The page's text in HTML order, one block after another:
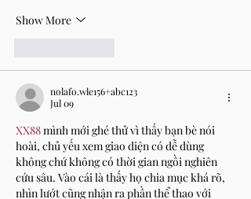
Show More
nolafo.wle156+abc123
Jul 09
XX88 mình mới ghé thử vì thấy bạn bè nói
hoài, chủ yếu xem giao diện có dễ dùng
không chứ không có thời gian ngồi nghiên
cứu sâu. Vào cái là thấy họ chia mục khá rõ,
nhìn lướt cũng nhận ra phần thể thao với